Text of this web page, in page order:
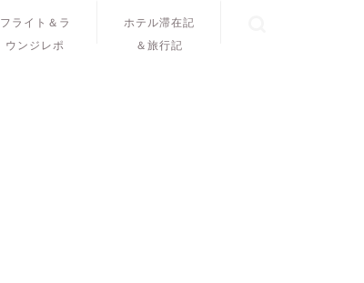
フライト＆ラ
ウンジレポ
ホテル滞在記
＆旅行記